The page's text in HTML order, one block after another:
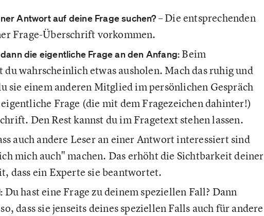
Antwort auf deine Frage suchen? – Die entsprechenden
Frage-Überschrift vorkommen.
die eigentliche Frage an den Anfang: Beim
wahrscheinlich etwas ausholen. Mach das ruhig und
sie einem anderen Mitglied im persönlichen Gespräch
Frage (die mit dem Fragezeichen dahinter!)
Den Rest kannst du im Fragetext stehen lassen.
auch andere Leser an einer Antwort interessiert sind
mich auch" machen. Das erhöht die Sichtbarkeit deiner
dass ein Experte sie beantwortet.
Du hast eine Frage zu deinem speziellen Fall? Dann
dass sie jenseits deines speziellen Falls auch für andere